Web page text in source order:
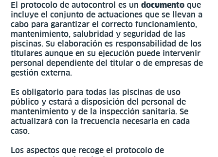
El protocolo de autocontrol es undocumento que
incluye el conjunto de actuaciones que se llevan a
cabo para garantizar el correcto funcionamiento,
mantenimiento, salubridad y seguridad de las
piscinas. Su elaboración es responsabilidad de los
titulares aunque en su ejecución puede intervenir
personal dependiente del titular o de empresas de
gestión externa.
Es obligatorio para todas las piscinas de uso
público y estará a disposición del personal de
mantenimiento y de la inspección sanitaria. Se
actualizará con la frecuencia necesaria en cada
caso.
Los aspectos que recoge el protocolo de